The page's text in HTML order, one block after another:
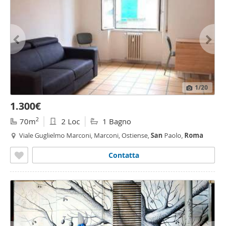
1/20
1.300€
70m2 2 Loc 1 Bagno
Viale Guglielmo Marconi, Marconi, Ostiense,San Paolo, Roma
Contatta